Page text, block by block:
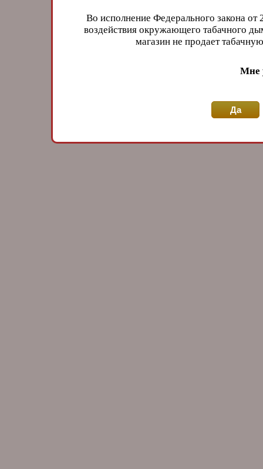
Во исполнение Федерального закона
воздействия окружающего табачного
магазин не продает
Мне
Да